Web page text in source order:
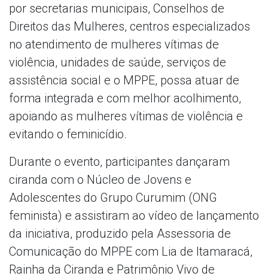
por secretarias municipais, Conselhos de
Direitos das Mulheres, centros especializados
no atendimento de mulheres vítimas de
violência, unidades de saúde, serviços de
assistência social e o MPPE, possa atuar de
forma integrada e com melhor acolhimento,
apoiando as mulheres vítimas de violência e
evitando o feminicídio.
Durante o evento, participantes dançaram
ciranda com o Núcleo de Jovens e
Adolescentes do Grupo Curumim (ONG
feminista) e assistiram ao vídeo de lançamento
da iniciativa, produzido pela Assessoria de
Comunicação do MPPE com Lia de Itamaracá,
Rainha da Ciranda e Patrimônio Vivo de